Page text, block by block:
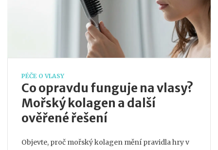
PÉČE O VLASY
Co opravdu funguje na vlasy?
Mořský kolagen a další
ověřené řešení
Objevte, proč mořský kolagen mění pravidla hry v